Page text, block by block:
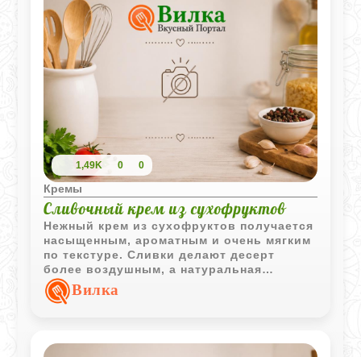
1,49K 0 0
Кремы
Сливочный крем из сухофруктов
Нежный крем из сухофруктов получается
насыщенным, ароматным и очень мягким
по текстуре. Сливки делают десерт
более воздушным, а натуральная
сладость фруктов придает ему уютный
домашний вкус.
Вилка